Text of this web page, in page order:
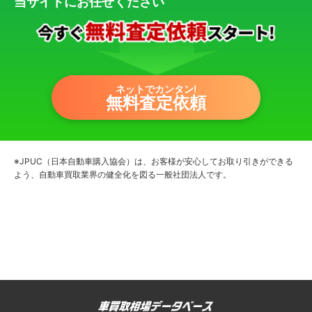
ネットでカンタン!
無料査定依頼
※JPUC（日本自動車購入協会）は、お客様が安心してお取り引きができる
よう、自動車買取業界の健全化を図る一般社団法人です。